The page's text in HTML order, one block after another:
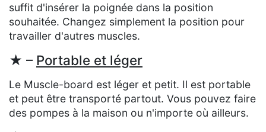
suffit d'insérer la poignée dans la position
souhaitée. Changez simplement la position pour
travailler d'autres muscles.
★ – Portable et léger
Le Muscle-board est léger et petit. Il est portable
et peut être transporté partout. Vous pouvez faire
des pompes à la maison ou n'importe où ailleurs.